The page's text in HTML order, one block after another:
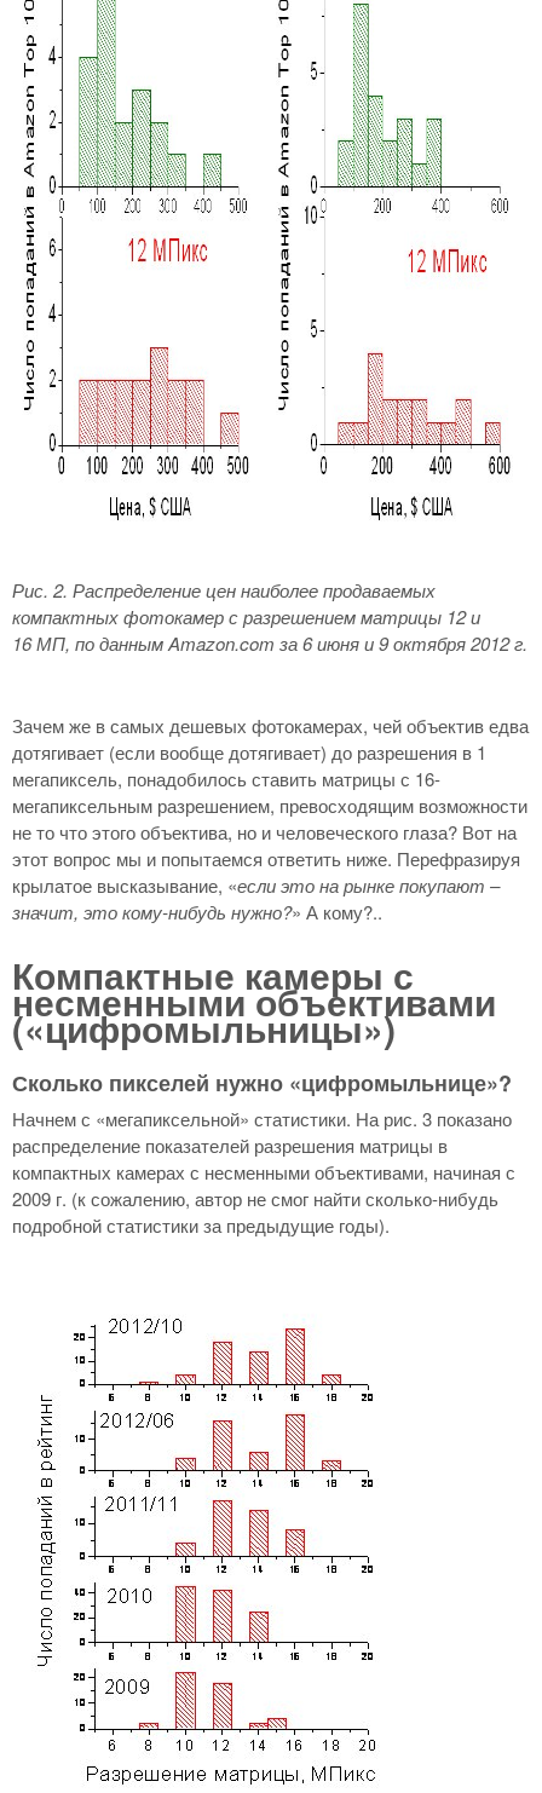
Рис. 2. Распределение цен наиболее продаваемых
компактных фотокамер с разрешением матрицы 12 и
16 МП, по даннымAmazon.com за 6 июня и 9 октября 2012 г.
Зачем же в самых дешевых фотокамерах, чей объектив едва
дотягивает (если вообще дотягивает) до разрешения в 1
мегапиксель, понадобилось ставить матрицы с 16-
мегапиксельным разрешением, превосходящим возможности
не то что этого объектива, но и человеческого глаза? Вот на
этот вопрос мы и попытаемся ответить ниже. Перефразируя
крылатое высказывание, «если это на рынке покупают –
значит, это кому-нибудь нужно?» А кому?..
Компактные камеры с
несменными объективами
(«цифромыльницы»)
Сколько пикселей нужно «цифромыльнице»?
Начнем с «мегапиксельной» статистики. На рис. 3 показано
распределение показателей разрешения матрицы в
компактных камерах с несменными объективами, начиная с
2009 г. (к сожалению, автор не смог найти сколько-нибудь
подробной статистики за предыдущие годы).